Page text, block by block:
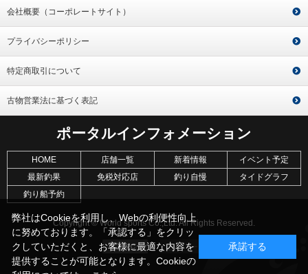
会社概要（コーポレートサイト）
プライバシーポリシー
特定商取引について
古物営業法に基づく表記
ポータルインフォメーション
HOME 店舗一覧 新着情報
イベント予定
最新釣果
免税対応店 釣り自慢
タイドグラフ
釣り船予約
Copyright © World sports Co.,Ltd. All Rights Reserved.
弊社はCookieを利用し、Webの利便性向上
に努めております。「承認する」をクリッ
クしていただくと、お客様に最適な内容を
提供することが可能となります。Cookieの
承諾する